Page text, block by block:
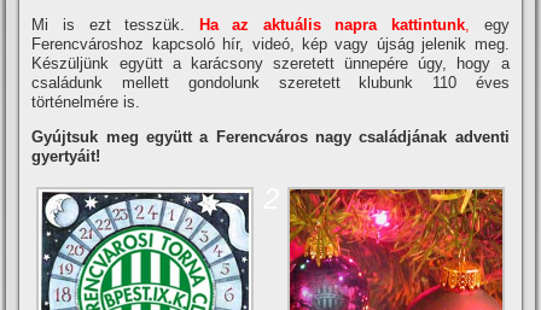
Mi is ezt tesszük.
Ha az aktuális napra kattintunk, egy
Ferencvároshoz kapcsoló hí­r, videó, kép vagy újság jelenik meg.
Készüljünk együtt a karácsony szeretett ünnepére úgy, hogy a
családunk mellett gondolunk szeretett klubunk 110 éves
történelmére is.
Gyújtsuk meg együtt a Ferencváros nagy családjának adventi
gyertyáit!